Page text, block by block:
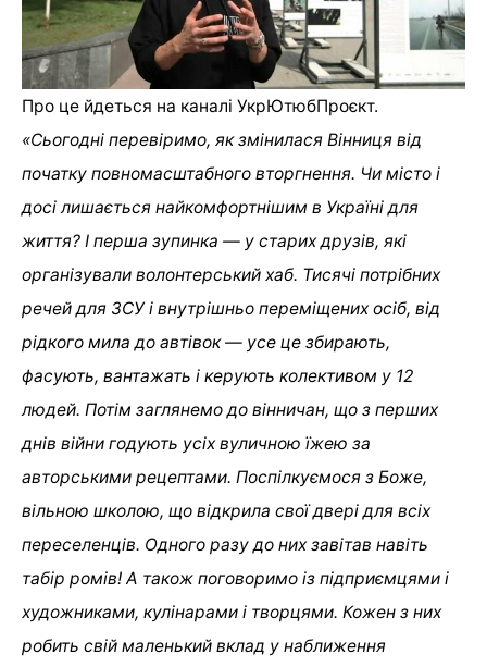
Про це йдеться на каналі УкрЮтюбПроєкт.
«Сьогодні перевіримо, як змінилася Вінниця від
початку повномасштабного вторгнення. Чи місто і
досі лишається найкомфортнішим в Україні для
життя? І перша зупинка — у старих друзів, які
організували волонтерський хаб. Тисячі потрібних
речей для ЗСУ і внутрішньо переміщених осіб, від
рідкого мила до автівок — усе це збирають,
фасують, вантажать і керують колективом у 12
людей. Потім заглянемо до вінничан, що з перших
днів війни годують усіх вуличною їжею за
авторськими рецептами. Поспілкуємося з Боже,
вільною школою, що відкрила свої двері для всіх
переселенців. Одного разу до них завітав навіть
табір ромів! А також поговоримо із підприємцями і
художниками, кулінарами і творцями. Кожен з них
робить свій маленький вклад у наближення